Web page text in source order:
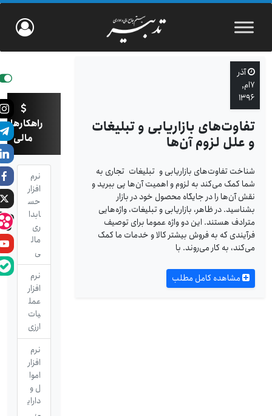
آذر
۷ام,
۱۳۹۶
تفاوت‌های بازاریابی و تبلیغات
و علل لزوم آن‌ها
شناخت تفاوت‌های بازاریابی و تبلیغات تجاری به
شما کمک می‌کند به لزوم و اهمیت آن‌ها پی ببرید و
نقش آن‌ها را در جایگاه محصول خود در بازار
بشناسید. در ظاهر، بازاریابی و تبلیغات، واژه‌هایی
مترادف‌ هستند. این دو واژه عموما برای توصیف
فرآیندی که به فروش بیشتر کالا و خدمات ما کمک
می‌کند، به کار می‌روند. با
مشاهده کامل مطلب
راهکارهای
مالی
نرم
افزار
حس
ابدا
ری
مال
ی
نرم
افزار
عمل
یات
ارزی
نرم
افزار
اموا
ل و
دارای